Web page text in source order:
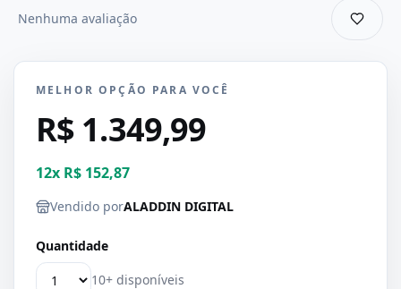
Nenhuma avaliação
MELHOR OPÇÃO PARA VOCÊ
R$ 1.349,99
12x R$ 152,87
Vendido porALADDIN DIGITAL
Quantidade
10+ disponíveis